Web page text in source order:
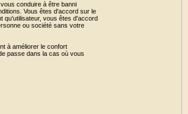
conduire à être banni
Vous êtes d'accord sur le
qu'utilisateur, vous êtes d'accord
ou société sans votre
à améliorer le confort
passe dans la cas où vous